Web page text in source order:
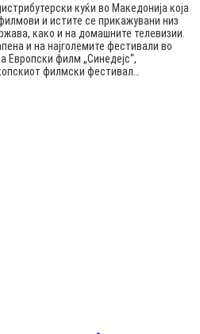
куќи во Македонија која
и истите се прикажувани низ
како и на домашните телевизии.
и на најголемите фестивали во
Европски филм „Синедејс“,
филмски фестивал…